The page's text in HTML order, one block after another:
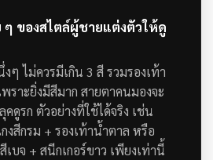
ๆ ของสไตล์ผู้ชายแต่งตัวให้ดู
ๆ ไม่ควรมีเกิน 3 สี รวมรองเท้า
ราะยิ่งมีสีมาก สายตาคนมองจะ
คดูรก ตัวอย่างที่ใช้ได้จริง เช่น
กงสีกรม + รองเท้าน้ำตาล หรือ
เบจ + สนีกเกอร์ขาว เพียงเท่านี้